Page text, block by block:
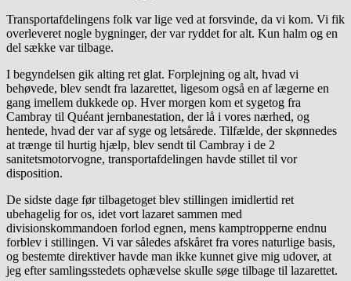
Transportafdelingens folk var lige ved at forsvinde, da vi kom. Vi fik
overleveret nogle bygninger, der var ryddet for alt. Kun halm og en
del sække var tilbage.
I begyndelsen gik alting ret glat. Forplejning og alt, hvad vi
behøvede, blev sendt fra lazarettet, ligesom også en af lægerne en
gang imellem dukkede op. Hver morgen kom et sygetog fra
Cambray til Quéant jernbanestation, der lå i vores nærhed, og
hentede, hvad der var af syge og letsårede. Tilfælde, der skønnedes
at trænge til hurtig hjælp, blev sendt til Cambray i de 2
sanitetsmotorvogne, transportafdelingen havde stillet til vor
disposition.
De sidste dage før tilbagetoget blev stillingen imidlertid ret
ubehagelig for os, idet vort lazaret sammen med
divisionskommandoen forlod egnen, mens kamptropperne endnu
forblev i stillingen. Vi var således afskåret fra vores naturlige basis,
og bestemte direktiver havde man ikke kunnet give mig udover, at
jeg efter samlingsstedets ophævelse skulle søge tilbage til lazarettet.